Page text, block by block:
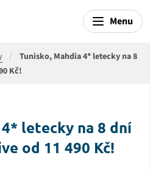
Menu
Tunisko, Mahdia 4* letecky na 8
Kč!
letecky na 8 dní
od 11 490 Kč!